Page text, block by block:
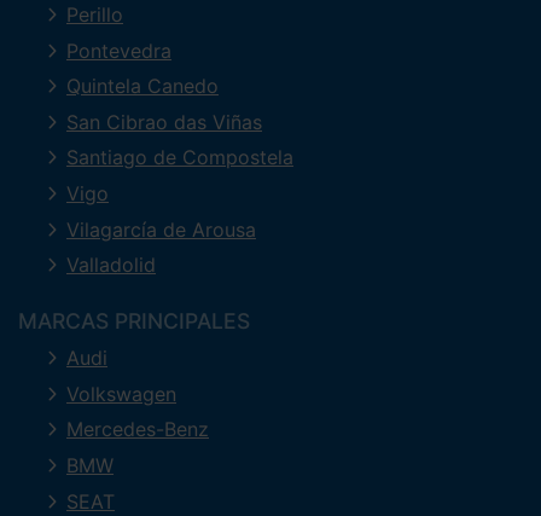
Perillo
Pontevedra
Quintela Canedo
San Cibrao das Viñas
Santiago de Compostela
Vigo
Vilagarcía de Arousa
Valladolid
MARCAS PRINCIPALES
Audi
Volkswagen
Mercedes-Benz
BMW
SEAT